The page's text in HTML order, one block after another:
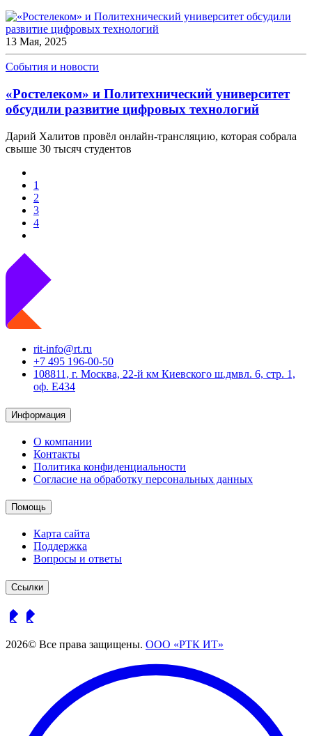
13 Мая, 2025
События и новости
«Ростелеком» и Политехнический университет
обсудили развитие цифровых технологий
Дарий Халитов провёл онлайн-трансляцию, которая собрала
свыше 30 тысяч студентов
1
2
3
4
rit-info@rt.ru
+7 495 196-00-50
108811, г. Москва, 22-й км Киевского ш.дмвл. 6, стр. 1,
оф. Е434
Информация
О компании
Контакты
Политика конфиденциальности
Согласие на обработку персональных данных
Помощь
Карта сайта
Поддержка
Вопросы и ответы
Ссылки
2026© Все права защищены. ООО «РТК ИТ»